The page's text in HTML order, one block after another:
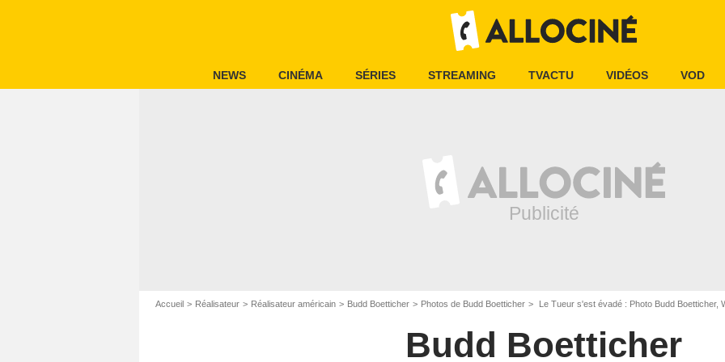
NEWS CINÉMA SÉRIES STREAMING TVACTU VIDÉOS VOD
Accueil Réalisateur Réalisateur américain Budd Boetticher Photos de Budd Boetticher Le Tueur s'est évadé : Photo Budd Boetticher,
Budd Boetticher